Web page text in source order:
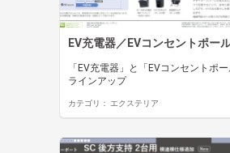
EV充電器／EVコンセントポー
「EV充電器」と「EVコンセントポ
ラインアップ
カテゴリ： エクステリア